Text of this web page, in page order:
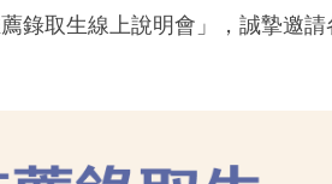
薦錄取生線上說明會」，誠摯邀